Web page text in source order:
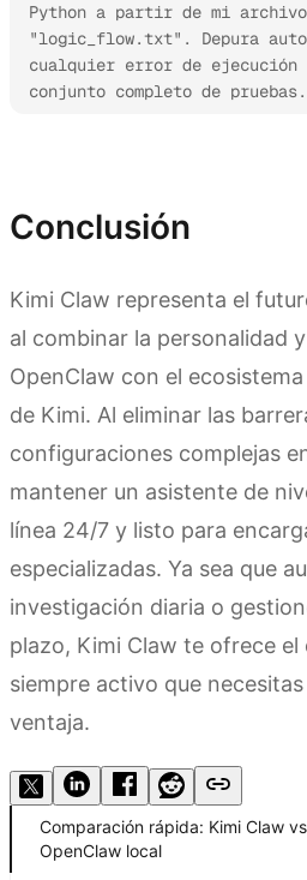
Python a partir de mi
"logic_flow.txt". Depura
cualquier error de ejecución
conjunto completo de pruebas.
Conclusión
Kimi Claw representa el
al combinar la personalidad
OpenClaw con el
de Kimi. Al eliminar las
configuraciones complejas
mantener un asistente de
línea 24/7 y listo para
especializadas. Ya sea que
investigación diaria o
plazo, Kimi Claw te ofrece
siempre activo que
ventaja.
Comparación rápida: Kimi Claw
OpenClaw local